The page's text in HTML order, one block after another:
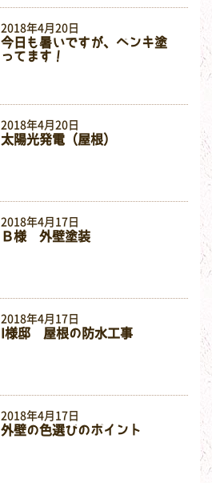
2018年4月20日
今日も暑いですが、ペンキ塗
ってます！
2018年4月20日
太陽光発電（屋根）
2018年4月17日
Ｂ様 外壁塗装
2018年4月17日
I様邸 屋根の防水工事
2018年4月17日
外壁の色選びのポイント